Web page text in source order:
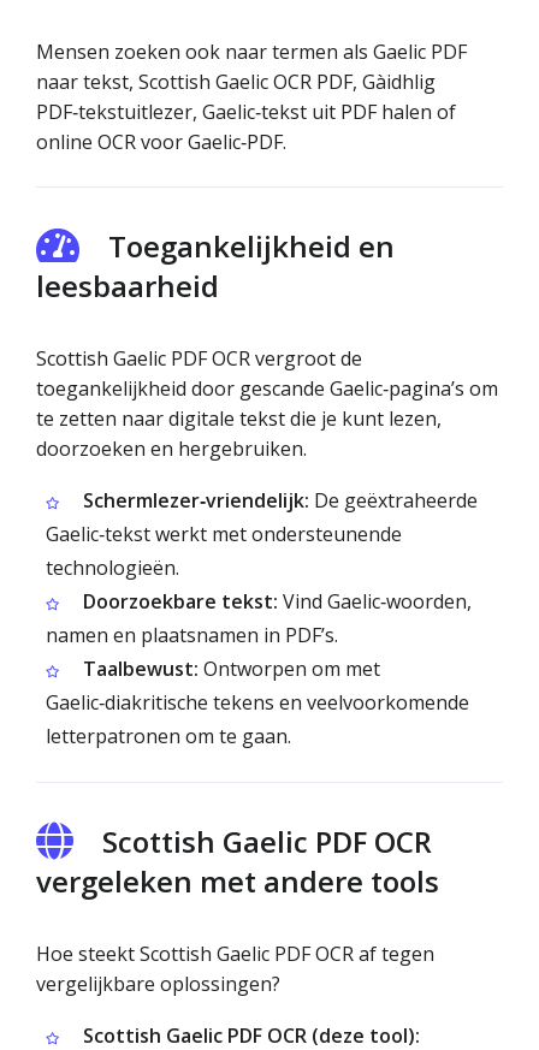
Mensen zoeken ook naar termen als Gaelic PDF
naar tekst, Scottish Gaelic OCR PDF, Gàidhlig
PDF‑tekstuitlezer, Gaelic‑tekst uit PDF halen of
online OCR voor Gaelic‑PDF.
Toegankelijkheid en
leesbaarheid
Scottish Gaelic PDF OCR vergroot de
toegankelijkheid door gescande Gaelic‑pagina’s om
te zetten naar digitale tekst die je kunt lezen,
doorzoeken en hergebruiken.
Schermlezer‑vriendelijk: De geëxtraheerde
Gaelic‑tekst werkt met ondersteunende
technologieën.
Doorzoekbare tekst: Vind Gaelic‑woorden,
namen en plaatsnamen in PDF’s.
Taalbewust: Ontworpen om met
Gaelic‑diakritische tekens en veelvoorkomende
letterpatronen om te gaan.
Scottish Gaelic PDF OCR
vergeleken met andere tools
Hoe steekt Scottish Gaelic PDF OCR af tegen
vergelijkbare oplossingen?
Scottish Gaelic PDF OCR (deze tool):